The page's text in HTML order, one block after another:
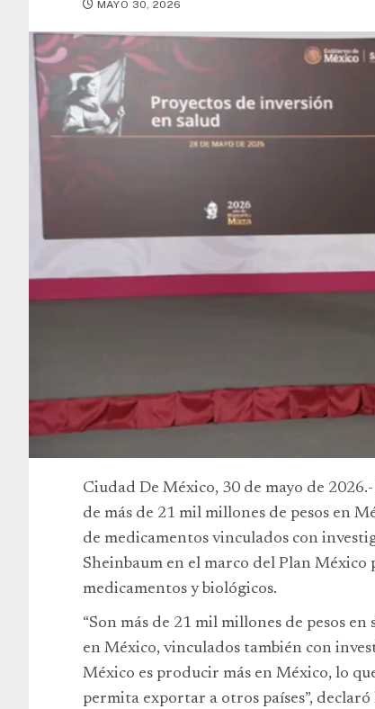
MAYO 30, 2026
Ciudad De México, 30 de mayo de
de más de 21 mil millones de pesos en
de medicamentos vinculados con
Sheinbaum en el marco del Plan
medicamentos y biológicos.
“Son más de 21 mil millones de pesos
en México, vinculados también con
México es producir más en México, lo
permita exportar a otros países”,